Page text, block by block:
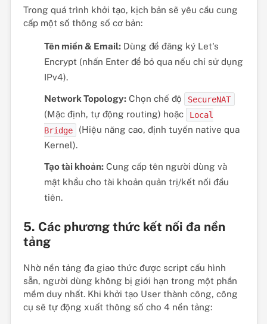
Trong quá trình khởi tạo, kịch bản sẽ yêu cầu cung
cấp một số thông số cơ bản:
Tên miền & Email:Dùng để đăng ký Let's
Encrypt (nhấn Enter để bỏ qua nếu chỉ sử dụng
IPv4).
Network Topology:Chọn chế độ SecureNAT
(Mặc định, tự động routing) hoặc
Local
Bridge
(Hiệu năng cao, định tuyến native qua
Kernel).
Tạo tài khoản:Cung cấp tên người dùng và
mật khẩu cho tài khoản quản trị/kết nối đầu
tiên.
5. Các phương thức kết nối đa nền
tảng
Nhờ nền tảng đa giao thức được script cấu hình
sẵn, người dùng không bị giới hạn trong một phần
mềm duy nhất. Khi khởi tạo User thành công, công
cụ sẽ tự động xuất thông số cho 4 nền tảng: